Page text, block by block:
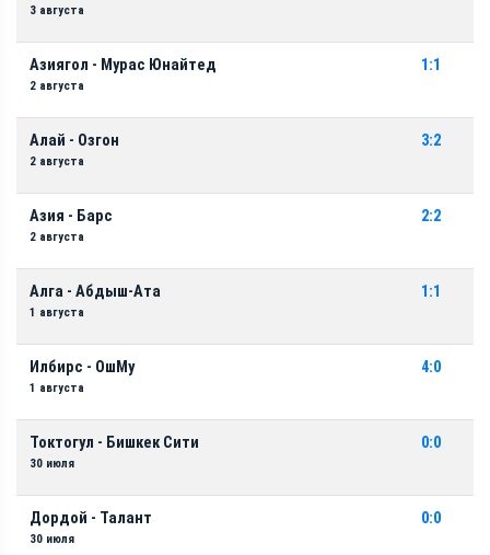
3 августа
Азиягол - Мурас Юнайтед
2 августа
1:1
Алай - Озгон
2 августа
3:2
Азия - Барс
2 августа
2:2
Алга - Абдыш-Ата
1 августа
1:1
Илбирс - ОшМу
1 августа
4:0
Токтогул - Бишкек Сити
30 июля
0:0
Дордой - Талант
30 июля
0:0